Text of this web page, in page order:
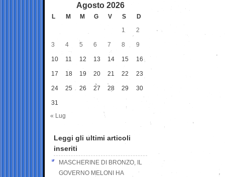
Agosto 2026
L M M G V S
D
1
2
3 4 5 6 7 8 9
10 11 12 13 14 15 16
17 18 19 20 21 22 23
24 25 26 27 28 29 30
31
« Lug
Leggi gli ultimi articoli
inseriti
MASCHERINE DI BRONZO, IL
GOVERNO MELONI HA